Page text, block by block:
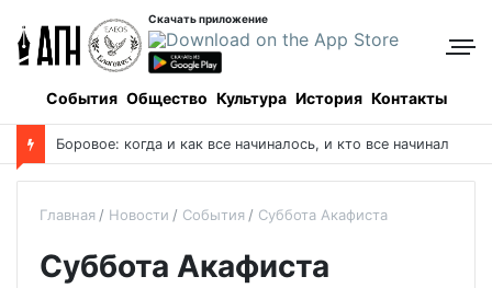
Скачать приложение
События Общество Культура История Контакты
Боровое: когда и как все начиналось, и кто все начинал
Главная Новости События Суббота Акафиста
Суббота Акафиста